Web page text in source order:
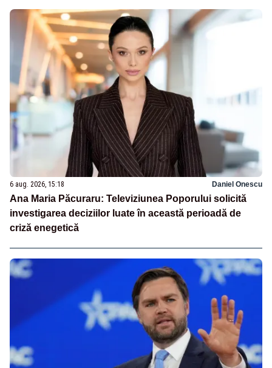
6 aug. 2026, 15:18 Daniel Onescu
Ana Maria Păcuraru: Televiziunea Poporului solicită
investigarea deciziilor luate în această perioadă de
criză enegetică